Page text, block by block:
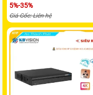
5%-35%
Giá Gốc: Liên hệ